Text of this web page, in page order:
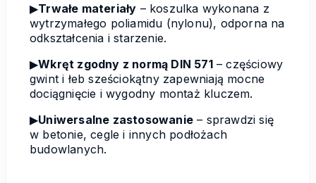
▶Trwałe materiały – koszulka wykonana z
wytrzymałego poliamidu (nylonu), odporna na
odkształcenia i starzenie.
▶Wkręt zgodny z normą DIN 571– częściowy
gwint i łeb sześciokątny zapewniają mocne
dociągnięcie i wygodny montaż kluczem.
▶Uniwersalne zastosowanie – sprawdzi się
w betonie, cegle i innych podłożach
budowlanych.